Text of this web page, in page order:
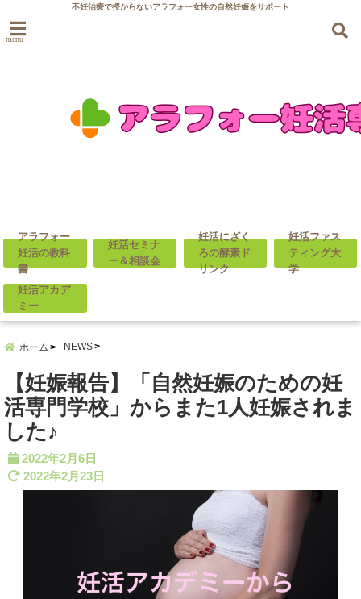
不妊治療で授からないアラフォー女性の自然妊娠をサポート
menu
アラフォー
妊活の教科
書
妊活セミナ
ー＆相談会
妊活にざく
ろの酵素ド
リンク
妊活ファス
ティング大
学
妊活アカデ
ミー
ホーム NEWS
【妊娠報告】「自然妊娠のための妊
活専門学校」からまた1人妊娠されま
した♪
2022年2月6日
2022年2月23日